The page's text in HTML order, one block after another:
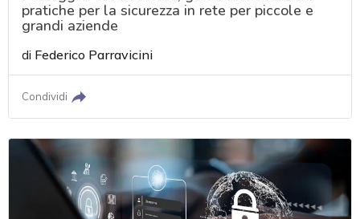
pratiche per la sicurezza in rete per piccole e
grandi aziende
di Federico Parravicini
Condividi